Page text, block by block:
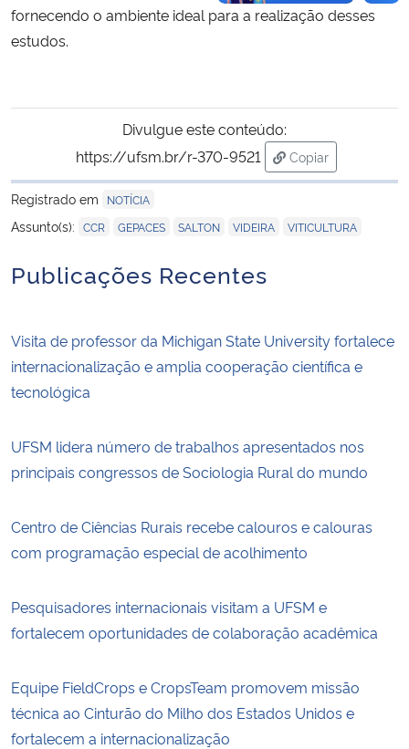
fornecendo o ambiente ideal para a realização desses
estudos.
Divulgue este conteúdo:
https://ufsm.br/r-370-9521
Copiar
para área de
Registrado em
NOTÍCIA
Assunto(s): CCR GEPACES SALTON VIDEIRA VITICULTURA
Publicações Recentes
Visita de professor da Michigan State University fortalece
internacionalização e amplia cooperação científica e
tecnológica
UFSM lidera número de trabalhos apresentados nos
principais congressos de Sociologia Rural do mundo
Centro de Ciências Rurais recebe calouros e calouras
com programação especial de acolhimento
Pesquisadores internacionais visitam a UFSM e
fortalecem oportunidades de colaboração acadêmica
Equipe FieldCrops e CropsTeam promovem missão
técnica ao Cinturão do Milho dos Estados Unidos e
fortalecem a internacionalização